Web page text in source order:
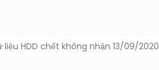
liệu HDD chết không nhận 13/09/2020